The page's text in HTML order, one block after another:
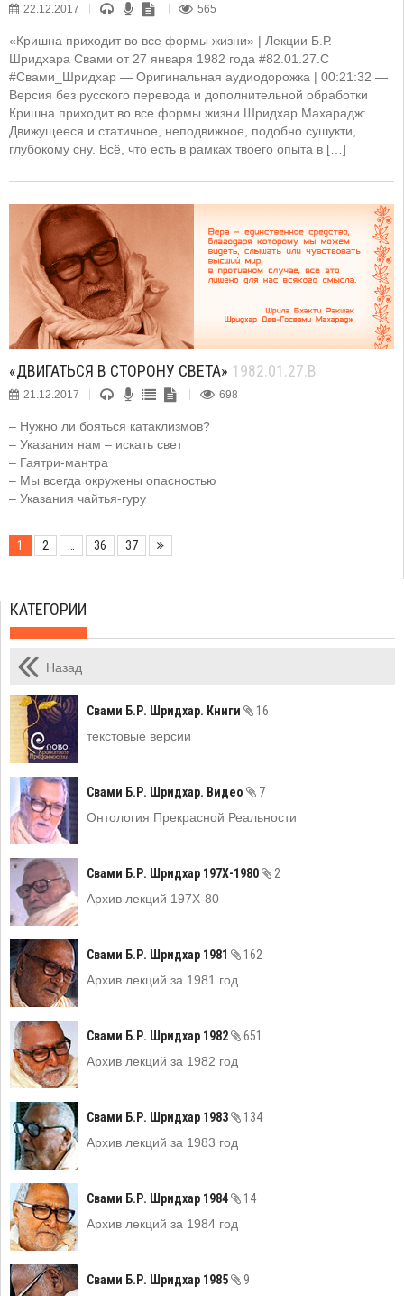
22.12.2017 565
«Кришна приходит во все формы жизни» | Лекции Б.Р.
Шридхара Свами от 27 января 1982 года #82.01.27.C
#Свами_Шридхар — Оригинальная аудиодорожка | 00:21:32 —
Версия без русского перевода и дополнительной обработки
Кришна приходит во все формы жизни Шридхар Махарадж:
Движущееся и статичное, неподвижное, подобно сушукти,
глубокому сну. Всё, что есть в рамках твоего опыта в […]
«ДВИГАТЬСЯ В СТОРОНУ СВЕТА» 1982.01.27.B
21.12.2017 698
– Нужно ли бояться катаклизмов?
– Указания нам – искать свет
– Гаятри-мантра
– Мы всегда окружены опасностью
– Указания чайтья-гуру
1 2 36 37
КАТЕГОРИИ
Назад
Свами Б.Р. Шридхар. Книги
16
текстовые версии
Свами Б.Р. Шридхар. Видео
7
Онтология Прекрасной Реальности
Свами Б.Р. Шридхар 197Х-1980
2
Архив лекций 197Х-80
Свами Б.Р. Шридхар 1981
162
Архив лекций за 1981 год
Свами Б.Р. Шридхар 1982
651
Архив лекций за 1982 год
Свами Б.Р. Шридхар 1983
134
Архив лекций за 1983 год
Свами Б.Р. Шридхар 1984
14
Архив лекций за 1984 год
Свами Б.Р. Шридхар 1985
9